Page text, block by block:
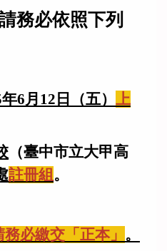
務必依照下列
6月12日（五） 上
（臺中市立大甲高
註冊組 。
必繳交「正本」 。